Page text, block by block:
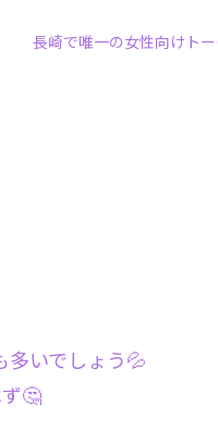
長崎で唯一の女性向けトー
多いでしょう💦
🤔